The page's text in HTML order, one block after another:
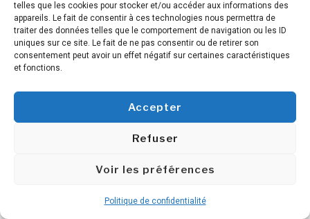
telles que les cookies pour stocker et/ou accéder aux informations des
appareils. Le fait de consentir à ces technologies nous permettra de
traiter des données telles que le comportement de navigation ou les ID
uniques sur ce site. Le fait de ne pas consentir ou de retirer son
consentement peut avoir un effet négatif sur certaines caractéristiques
et fonctions.
Accepter
Refuser
Voir les préférences
Politique de confidentialité